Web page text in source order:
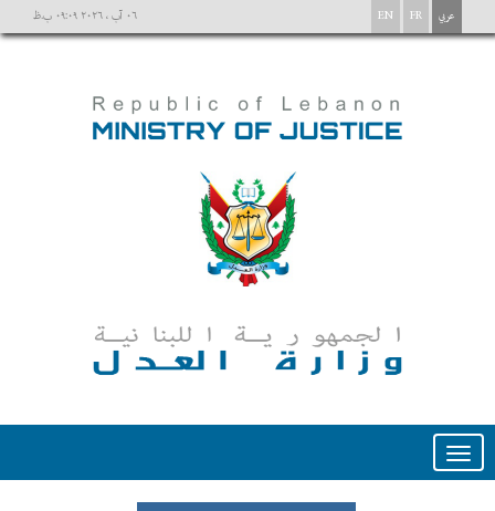
٠٦ آب ، ٢٠٢٦ ٠٩:٠٩ ب.ظ EN FR عربي
Toggle